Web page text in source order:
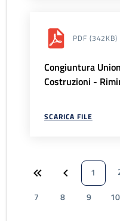
PDF (342KB)
Congiuntura
Costruzioni -
SCARICA FILE
1
7
8 9 10